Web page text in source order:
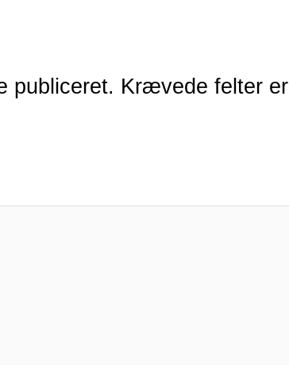
publiceret. Krævede felter er